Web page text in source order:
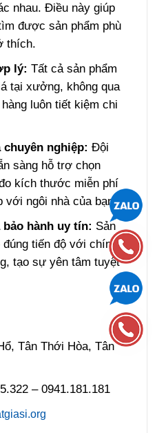
nhau. Điều này giúp
được sản phẩm phù
thích.
lý: Tất cả sản phẩm
tại xưởng, không qua
luôn tiết kiệm chi
nghiệp: Đội
sàng hỗ trợ chọn
kích thước miễn phí
với ngôi nhà của bạn.
bảo hành uy tín: Sản
tiến độ với chính
tạo sự yên tâm tuyệt
Tân Thới Hòa, Tân
– 0941.181.181